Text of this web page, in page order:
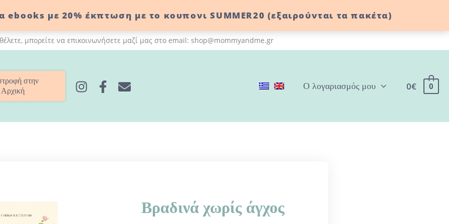
με 20% έκπτωση με το κουπονι SUMMER20 (εξαιρούνται τα πακέτα)
μπορείτε να επικοινωνήσετε μαζί μας στο email: shop@mommyandme.gr
στην
Αρχική
Ο λογαριασμός μου 0€ 0
Βραδινά χωρίς άγχος